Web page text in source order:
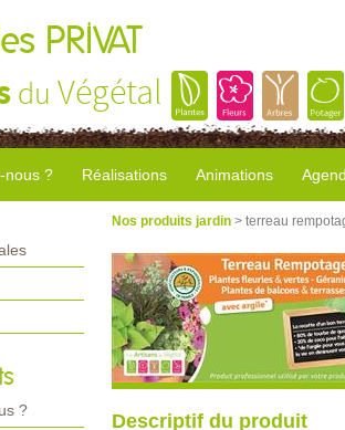
PRIVAT
du Végétal
nous ? Réalisations Animations
?
Nos produits jardin > terreau
Descriptif du produit